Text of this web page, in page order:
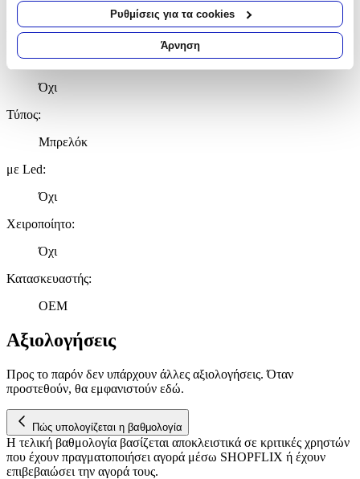
απόσταση μερικών μέτρων
Να αναγνωρίσουμε τη συσκευή σας σαρώνοντας ενεργά
για συγκεκριμένα χαρακτηριστικά (δακτυλικό αποτύπωμα)
Μάθετε περισσότερα σχετικά με τον τρόπο επεξεργασίας των
στηνενότητα “Λεπτομέρειες”
ανακαλέσετε τη συγκατάθεσή σας ανά πάσα στιγμή από τη
Δήλωση Cookies.
σωστά, να εξατομικεύουμε περιεχόμενο και διαφημίσεις, να
αναλύουμε την κυκλοφορία μας. Εμείς και οι 1022 συνεργάτες
μας επεξεργαζόμαστε προσωπικά σας δεδομένα, π.χ. τη
για να αποθηκεύουμε και να έχουμε πρόσβαση σε πληροφορίες
διαφημίσεων και περιεχομένου, τις μετρήσεις σχετικά με
διαφημίσεις και περιεχόμενο, την καλύτερη εικόνα του κοινού
πληροφορίες σχετικά με την από μέρους σας χρήση της
τοποθεσίας μας στους συνεργάτες μέσων κοινωνικής
Ρυθμίσεις για τα cookies
Άρνηση
Χαρακτηριστικά
με Κλειδαριά:
Όχι
Τύπος:
Μπρελόκ
με Led:
Όχι
Χειροποίητο:
Όχι
Κατασκευαστής:
OEM
Αξιολογήσεις
Προς το παρόν δεν υπάρχουν άλλες αξιολογήσεις. Όταν
προστεθούν, θα εμφανιστούν εδώ.
Πώς υπολογίζεται η βαθμολογία
Η τελική βαθμολογία βασίζεται αποκλειστικά σε κριτικές χρηστών
που έχουν πραγματοποιήσει αγορά μέσω SHOPFLIX ή έχουν
επιβεβαιώσει την αγορά τους.